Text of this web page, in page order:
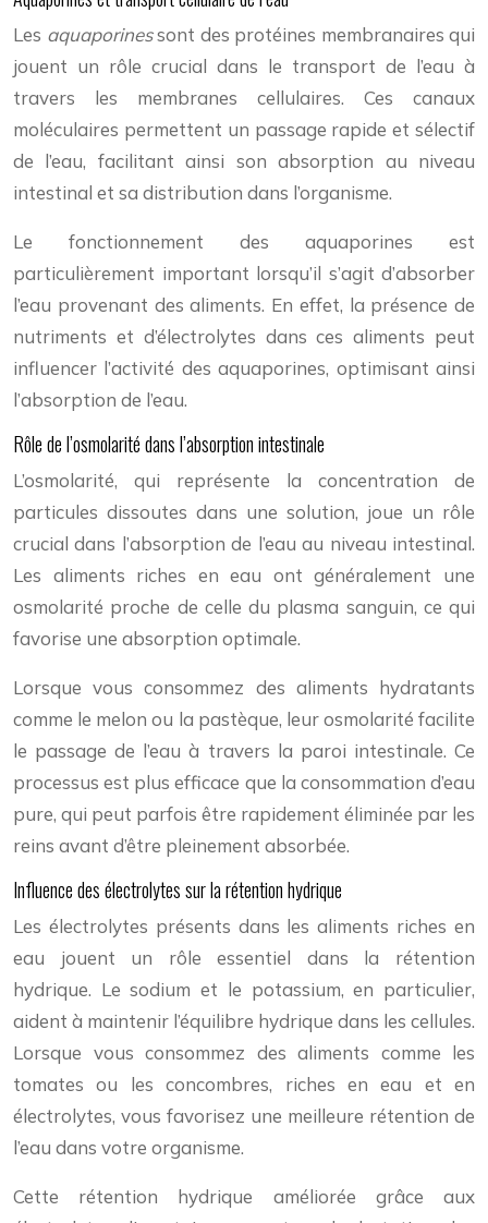
Les aquaporinessont des protéines membranaires qui
jouent un rôle crucial dans le transport de l’eau à
travers les membranes cellulaires. Ces canaux
moléculaires permettent un passage rapide et sélectif
de l’eau, facilitant ainsi son absorption au niveau
intestinal et sa distribution dans l’organisme.
Le fonctionnement des aquaporines est
particulièrement important lorsqu’il s’agit d’absorber
l’eau provenant des aliments. En effet, la présence de
nutriments et d’électrolytes dans ces aliments peut
influencer l’activité des aquaporines, optimisant ainsi
l’absorption de l’eau.
Rôle de l’osmolarité dans l’absorption intestinale
L’osmolarité, qui représente la concentration de
particules dissoutes dans une solution, joue un rôle
crucial dans l’absorption de l’eau au niveau intestinal.
Les aliments riches en eau ont généralement une
osmolarité proche de celle du plasma sanguin, ce qui
favorise une absorption optimale.
Lorsque vous consommez des aliments hydratants
comme le melon ou la pastèque, leur osmolarité facilite
le passage de l’eau à travers la paroi intestinale. Ce
processus est plus efficace que la consommation d’eau
pure, qui peut parfois être rapidement éliminée par les
reins avant d’être pleinement absorbée.
Influence des électrolytes sur la rétention hydrique
Les électrolytes présents dans les aliments riches en
eau jouent un rôle essentiel dans la rétention
hydrique. Le sodium et le potassium, en particulier,
aident à maintenir l’équilibre hydrique dans les cellules.
Lorsque vous consommez des aliments comme les
tomates ou les concombres, riches en eau et en
électrolytes, vous favorisez une meilleure rétention de
l’eau dans votre organisme.
Cette rétention hydrique améliorée grâce aux